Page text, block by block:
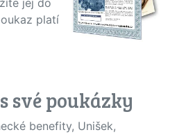
jej do
platí
své poukázky
benefity, Unišek,